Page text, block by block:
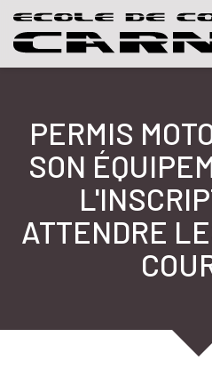
PERMIS
SON
ATTENDRE